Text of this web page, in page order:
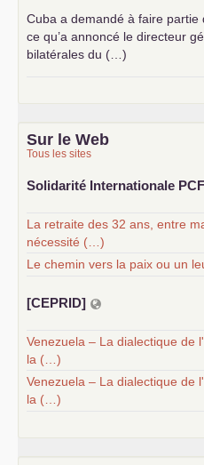
Cuba a demandé à faire partie
ce qu’a annoncé le directeur
bilatérales du (…)
Sur le Web
Tous les sites
Solidarité Internationale PCF
La retraite des 32 ans, entre
nécessité (…)
Le chemin vers la paix ou un
[CEPRID]
Venezuela – La dialectique de
la (…)
Venezuela – La dialectique de
la (…)